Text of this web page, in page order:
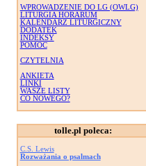
WPROWADZENIE DO LG (OWLG)
LITURGIA HORARUM
KALENDARZ LITURGICZNY
DODATEK
INDEKSY
POMOC
CZYTELNIA
ANKIETA
LINKI
WASZE LISTY
CO NOWEGO?
tolle.pl poleca:
C.S. Lewis
Rozważania o psalmach